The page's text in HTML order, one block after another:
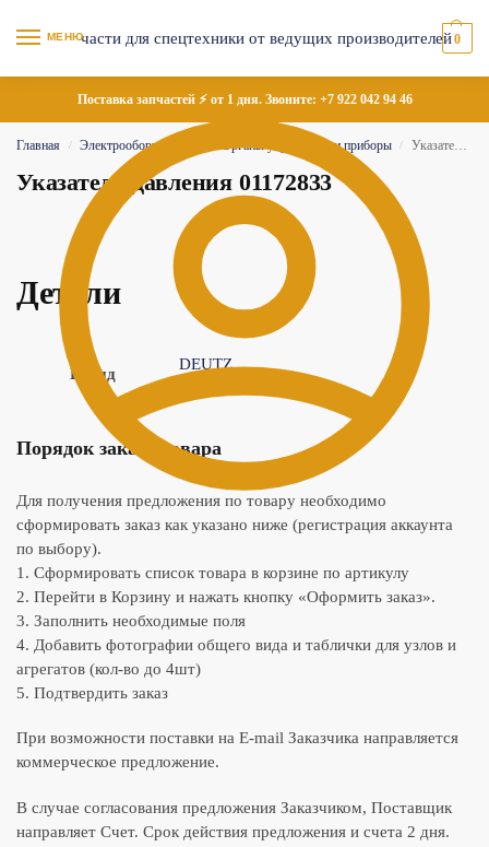
МЕНЮ 0
Поставка запчастей ⚡ от 1 дня. Звоните: +7 922 042 94 46
Главная / Электрооборудование Органы управления и приборы / Указатель давления 01172833
Указатель давления 01172833
Детали
Бренд
DEUTZ
Порядок заказа товара
Для получения предложения по товару необходимо
сформировать заказ как указано ниже (регистрация аккаунта
по выбору).
1. Сформировать список товара в корзине по артикулу
2. Перейти в Корзину и нажать кнопку «Оформить заказ».
3. Заполнить необходимые поля
4. Добавить фотографии общего вида и таблички для узлов и
агрегатов (кол-во до 4шт)
5. Подтвердить заказ
При возможности поставки на E-mail Заказчика направляется
коммерческое предложение.
В случае согласования предложения Заказчиком, Поставщик
направляет Счет. Срок действия предложения и счета 2 дня.